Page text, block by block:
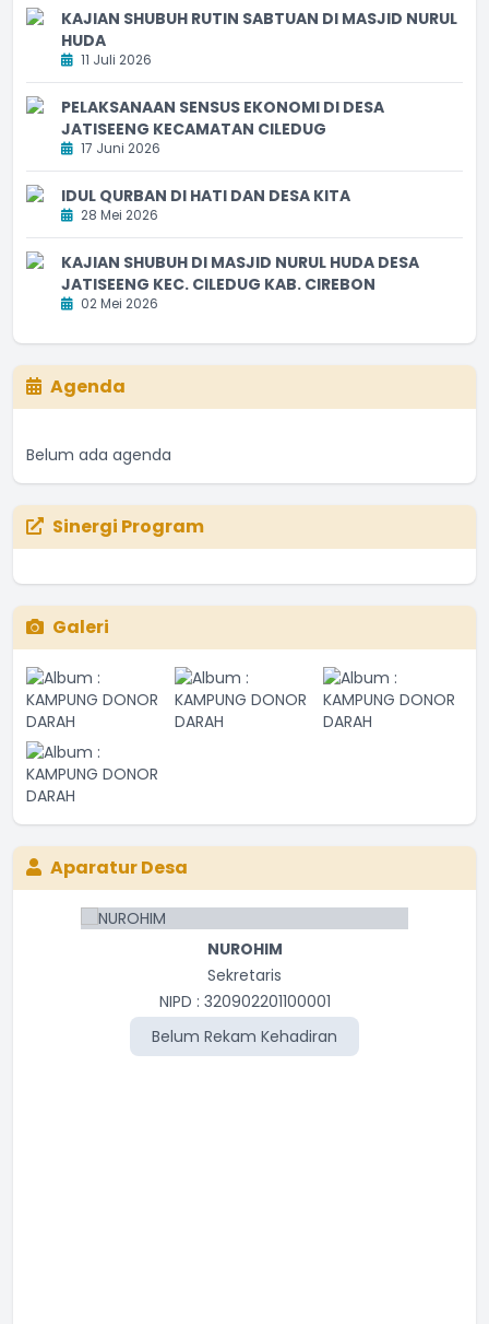
KAJIAN SHUBUH RUTIN SABTUAN DI MASJID NURUL
HUDA
11 Juli 2026
PELAKSANAAN SENSUS EKONOMI DI DESA
JATISEENG KECAMATAN CILEDUG
17 Juni 2026
IDUL QURBAN DI HATI DAN DESA KITA
28 Mei 2026
KAJIAN SHUBUH DI MASJID NURUL HUDA DESA
JATISEENG KEC. CILEDUG KAB. CIREBON
02 Mei 2026
Agenda
Belum ada agenda
Sinergi Program
Galeri
Aparatur Desa
NUROHIM
Sekretaris
NIPD : 320902201100001
Belum Rekam Kehadiran